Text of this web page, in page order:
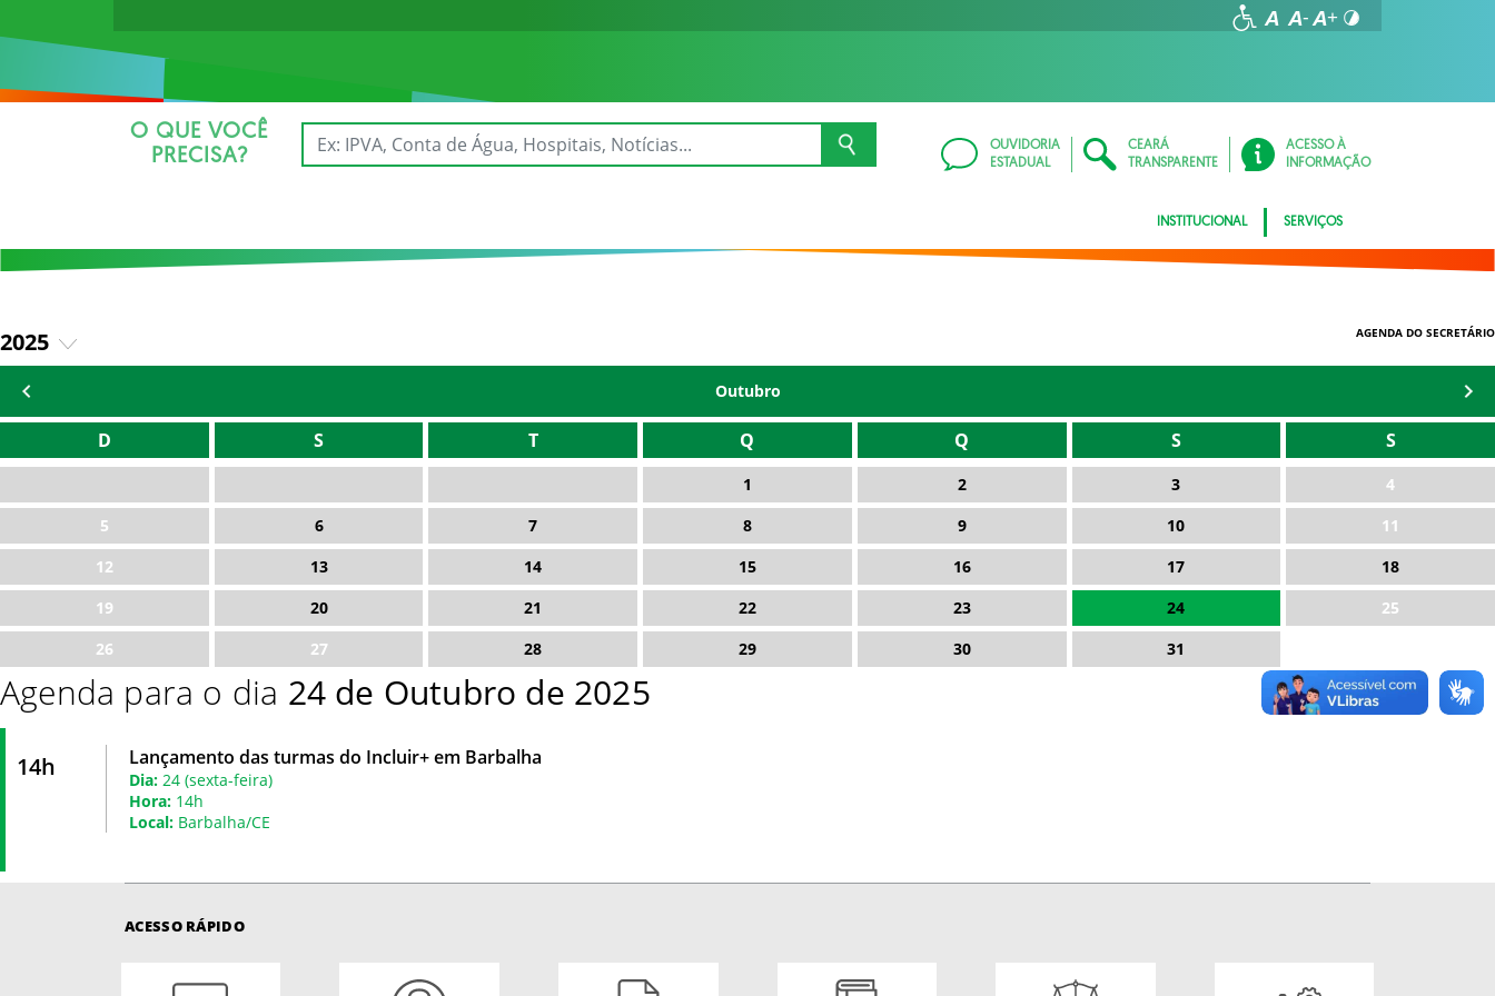
O QUE VOCÊ
PRECISA?
OUVIDORIA
ESTADUAL
CEARÁ
TRANSPARENTE
ACESSO À
INFORMAÇÃO
INSTITUCIONAL SERVIÇOS
2025
2026
AGENDA DO SECRETÁRIO
Outubro
D S T Q Q S S
1 2 3
4
5
6 7 8 9 10
11
12
13 14 15 16 17
18
19
20 21 22 23 24
25
26
27 28 29 30 31
Agenda para o dia 24 de Outubro de 2025
14h Lançamento das turmas do Incluir+ em Barbalha
Dia: 24 (sexta-feira)
Hora: 14h
Local: Barbalha/CE
ACESSO RÁPIDO